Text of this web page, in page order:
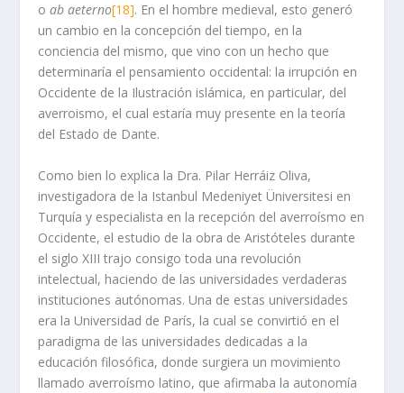
oab aeterno[18]. En el hombre medieval, esto generó
un cambio en la concepción del tiempo, en la
conciencia del mismo, que vino con un hecho que
determinaría el pensamiento occidental: la irrupción en
Occidente de la Ilustración islámica, en particular, del
averroismo, el cual estaría muy presente en la teoría
del Estado de Dante.
Como bien lo explica la Dra. Pilar Herráiz Oliva,
investigadora de la Istanbul Medeniyet Üniversitesi en
Turquía y especialista en la recepción del averroísmo en
Occidente, el estudio de la obra de Aristóteles durante
el siglo XIII trajo consigo toda una revolución
intelectual, haciendo de las universidades verdaderas
instituciones autónomas. Una de estas universidades
era la Universidad de París, la cual se convirtió en el
paradigma de las universidades dedicadas a la
educación filosófica, donde surgiera un movimiento
llamado averroísmo latino, que afirmaba la autonomía